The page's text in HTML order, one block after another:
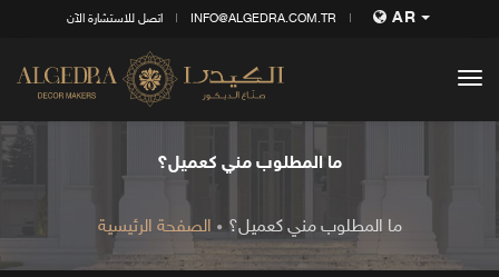
اتصل للاستشارة الآن INFO@ALGEDRA.COM.TR AR
ما المطلوب مني كعميل؟
الصفحة الرئيسية ما المطلوب مني كعميل؟